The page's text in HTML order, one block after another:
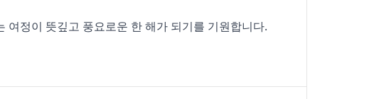
정이 뜻깊고 풍요로운 한 해가 되기를 기원합니다.